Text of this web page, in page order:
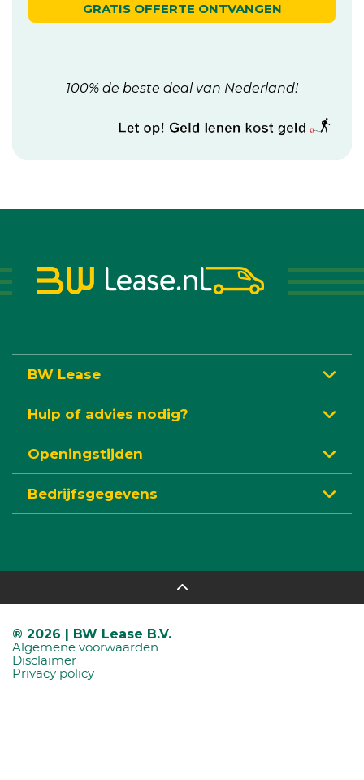
GRATIS OFFERTE ONTVANGEN
100% de beste deal van Nederland!
BW Lease
Hulp of advies nodig?
Openingstijden
Bedrijfsgegevens
® 2026 | BW Lease B.V.
Algemene voorwaarden
Disclaimer
Privacy policy